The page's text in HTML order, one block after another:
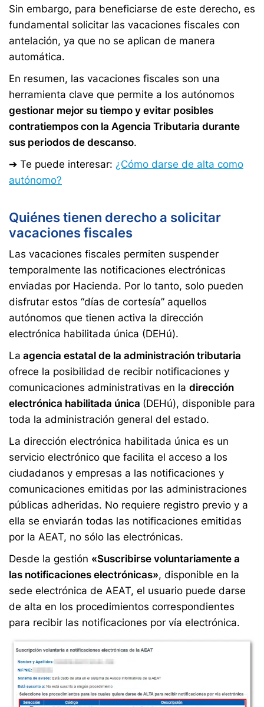
Sin embargo, para beneficiarse de este derecho, es
fundamental solicitar las vacaciones fiscales con
antelación, ya que no se aplican de manera
automática.
En resumen, las vacaciones fiscales son una
herramienta clave que permite a los autónomos
gestionar mejor su tiempo y evitar posibles
contratiempos con la Agencia Tributaria durante
sus periodos de descanso.
➔ Te puede interesar: ¿Cómo darse de alta como
autónomo?
Quiénes tienen derecho a solicitar
vacaciones fiscales
Las vacaciones fiscales permiten suspender
temporalmente las notificaciones electrónicas
enviadas por Hacienda. Por lo tanto, solo pueden
disfrutar estos “días de cortesía” aquellos
autónomos que tienen activa la dirección
electrónica habilitada única (DEHú).
La agencia estatal de la administración tributaria
ofrece la posibilidad de recibir notificaciones y
comunicaciones administrativas en la dirección
electrónica habilitada única (DEHú), disponible para
toda la administración general del estado.
La dirección electrónica habilitada única es un
servicio electrónico que facilita el acceso a los
ciudadanos y empresas a las notificaciones y
comunicaciones emitidas por las administraciones
públicas adheridas. No requiere registro previo y a
ella se enviarán todas las notificaciones emitidas
por la AEAT, no sólo las electrónicas.
Desde la gestión «Suscribirse voluntariamente a
las notificaciones electrónicas», disponible en la
sede electrónica de AEAT, el usuario puede darse
de alta en los procedimientos correspondientes
para recibir las notificaciones por vía electrónica.